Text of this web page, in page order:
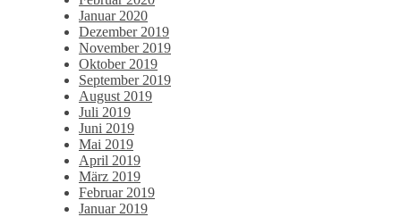
Januar 2020
Dezember 2019
November 2019
Oktober 2019
September 2019
August 2019
Juli 2019
Juni 2019
Mai 2019
April 2019
März 2019
Februar 2019
Januar 2019